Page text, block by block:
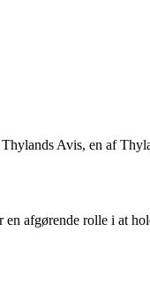
Avis, en af
afgørende rolle i at